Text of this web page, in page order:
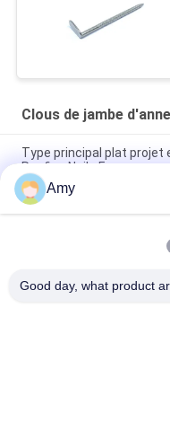
Clous de jambe
Type principal plat projet
Roofing Nails For
La tête de secousse a
For Timbers annulaire
32MM x 1,9 protection
Amy
Good day, what product